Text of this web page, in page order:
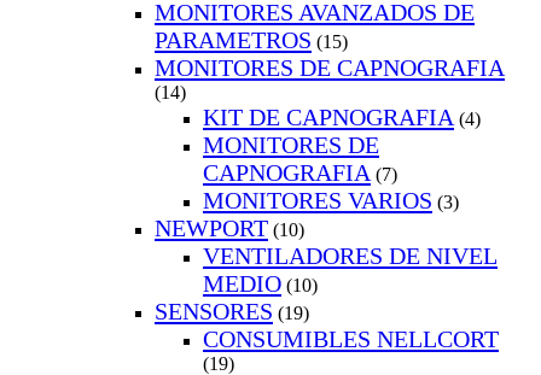
MONITORES AVANZADOS DE
PARAMETROS (15)
MONITORES DE CAPNOGRAFIA
(14)
KIT DE CAPNOGRAFIA (4)
MONITORES DE
CAPNOGRAFIA (7)
MONITORES VARIOS (3)
NEWPORT (10)
VENTILADORES DE NIVEL
MEDIO (10)
SENSORES (19)
CONSUMIBLES NELLCORT
(19)